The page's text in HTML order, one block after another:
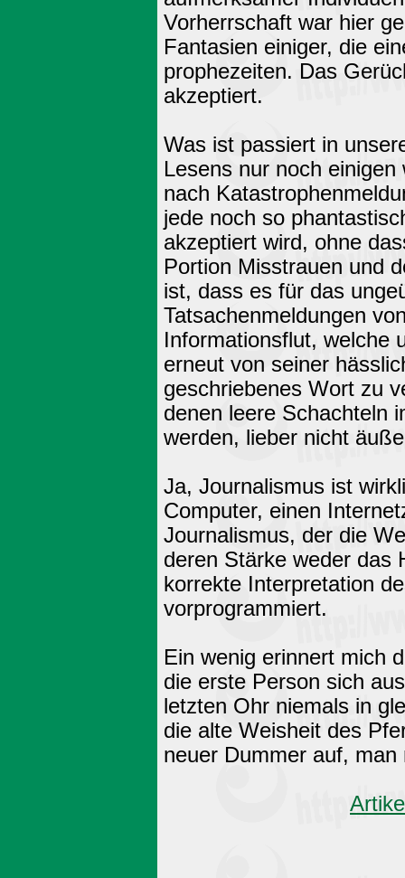
Vorherrschaft war hier
Fantasien einiger, die
prophezeiten. Das
akzeptiert.
Was ist passiert in
Lesens nur noch
nach
jede noch so
akzeptiert wird, ohne
Portion Misstrauen und
ist, dass es für das
Tatsachenmeldungen
Informationsflut, welche
erneut von seiner
geschriebenes Wort zu
denen leere Schachteln
werden, lieber nicht
Ja, Journalismus ist
Computer, einen
Journalismus, der die
deren Stärke weder das
korrekte Interpretation
vorprogrammiert.
Ein wenig erinnert mich
die erste Person sich
letzten Ohr niemals in
die alte Weisheit des
neuer Dummer auf,